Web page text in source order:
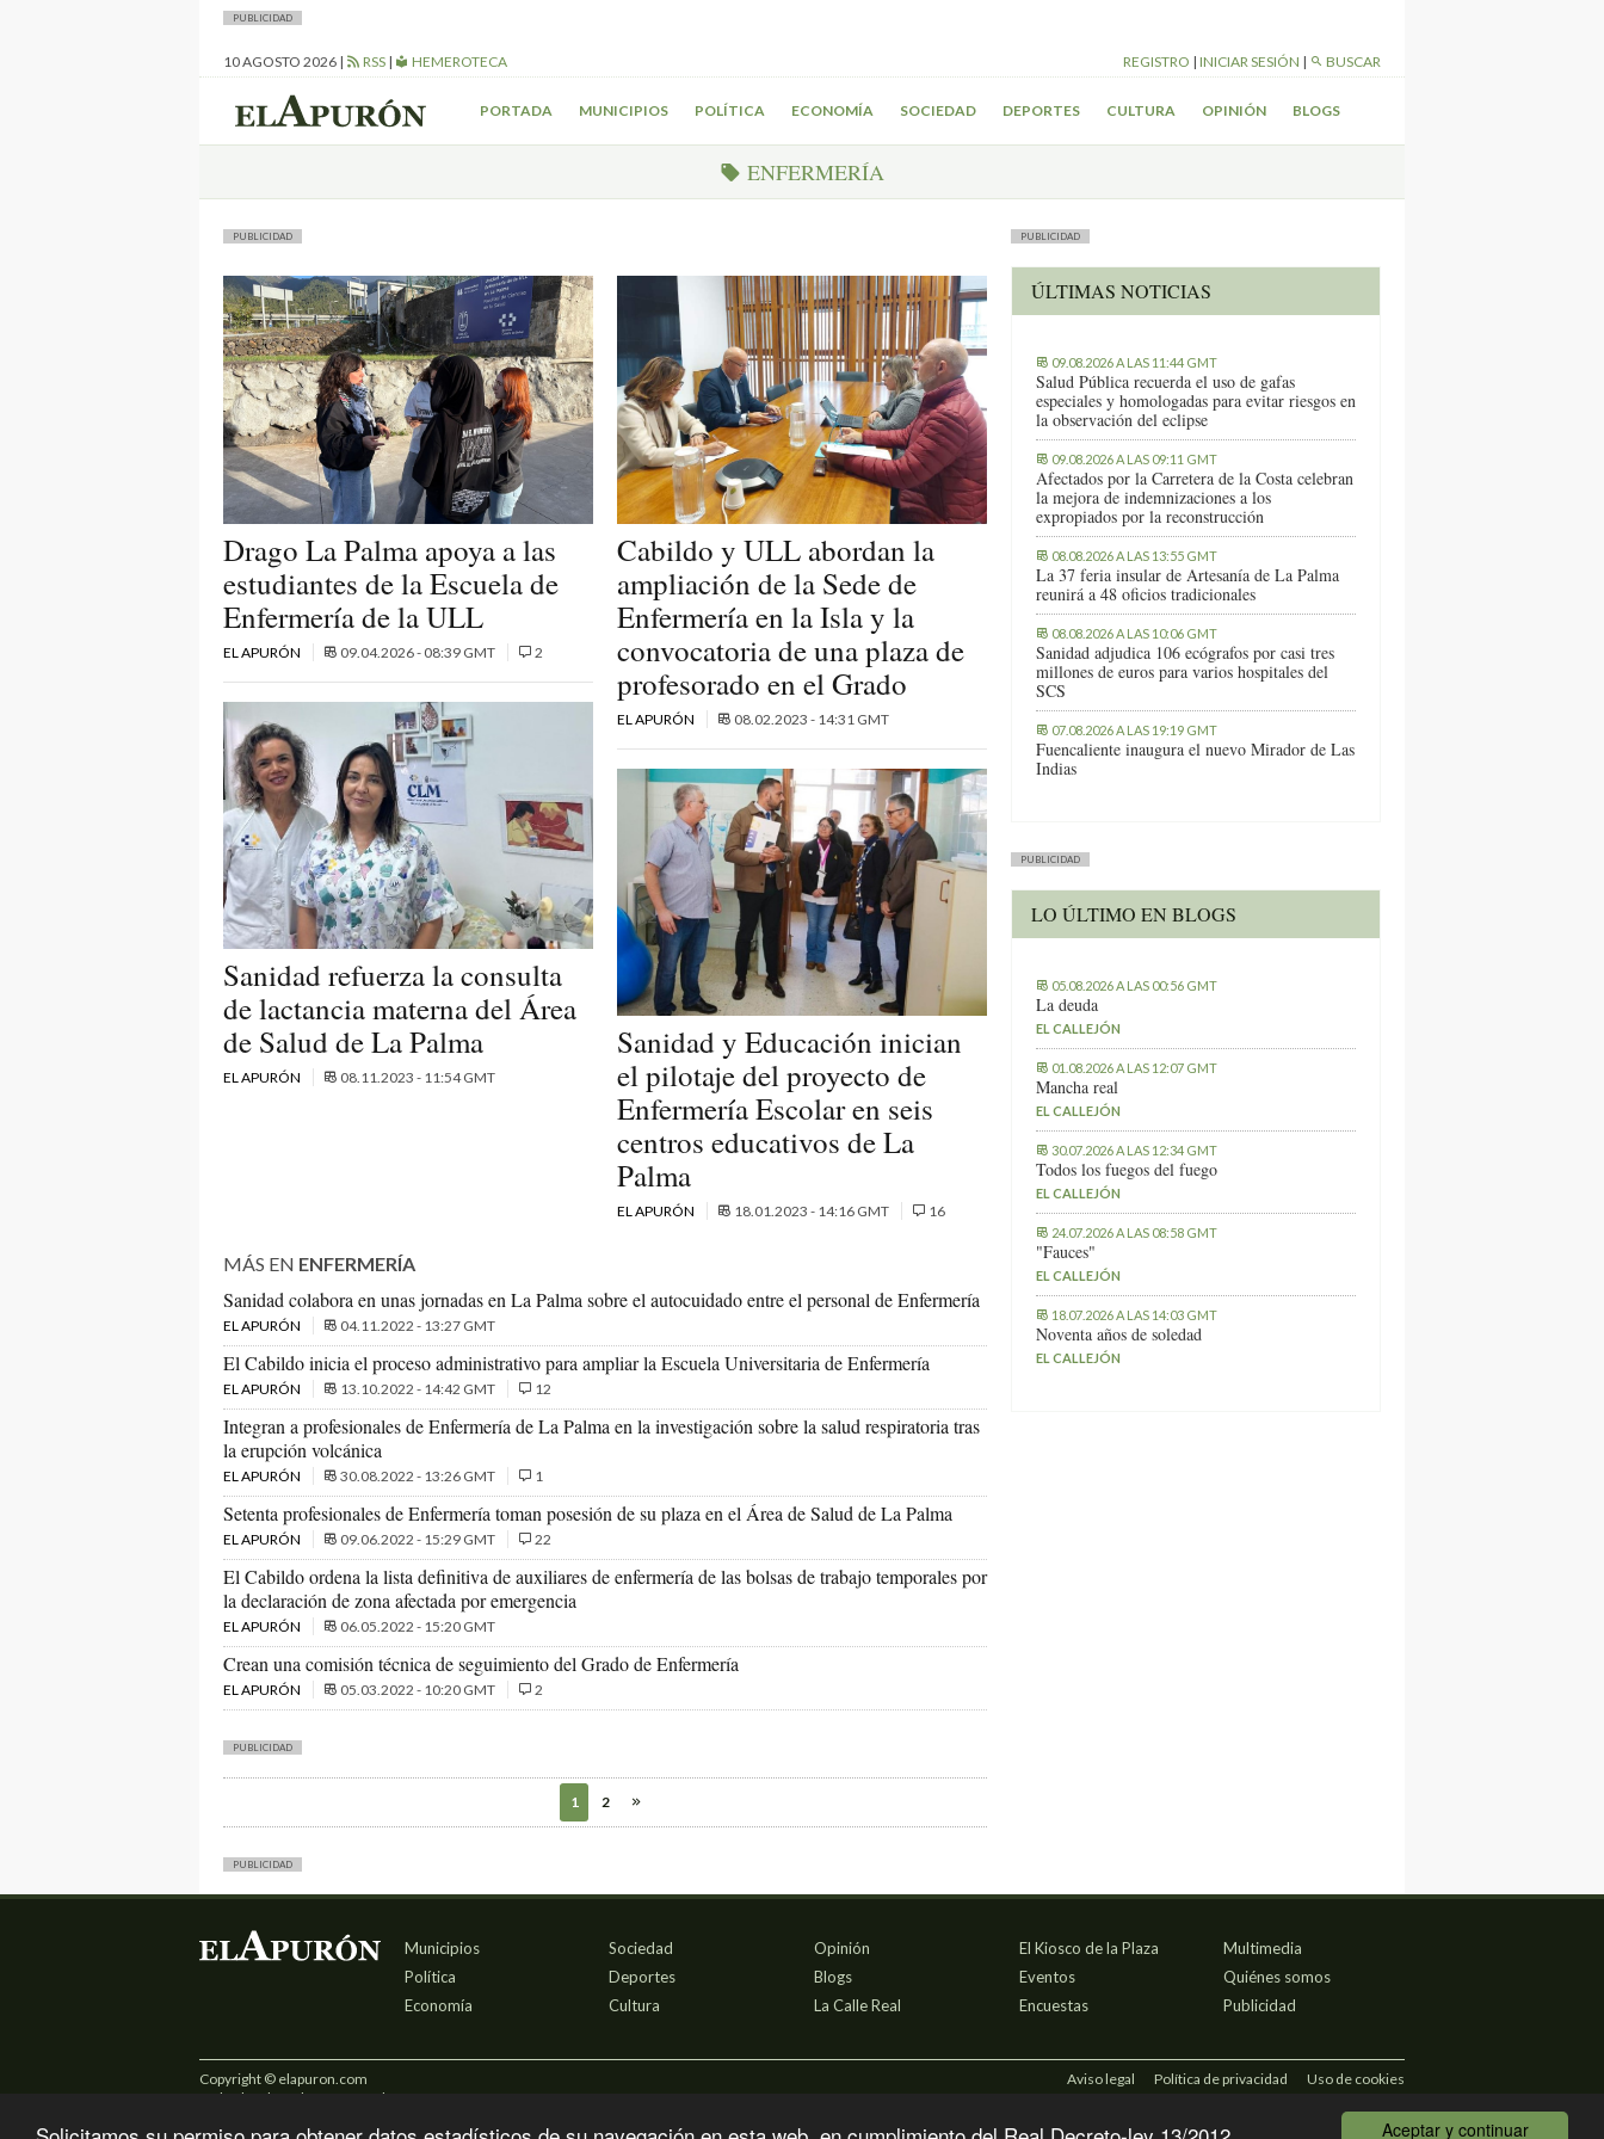
Aceptar y continuar
PUBLICIDAD
10 AGOSTO 2026 | RSS | HEMEROTECA REGISTRO | INICIAR SESIÓN | BUSCAR
PORTADA MUNICIPIOS POLÍTICA ECONOMÍA SOCIEDAD DEPORTES CULTURA OPINIÓN BLOGS
ENFERMERÍA
PUBLICIDAD
Drago La Palma apoya a las
estudiantes de la Escuela de
Enfermería de la ULL
EL APURÓN 09.04.2026 - 08:39 GMT 2
Sanidad refuerza la consulta
de lactancia materna del Área
de Salud de La Palma
EL APURÓN 08.11.2023 - 11:54 GMT
Cabildo y ULL abordan la
ampliación de la Sede de
Enfermería en la Isla y la
convocatoria de una plaza de
profesorado en el Grado
EL APURÓN 08.02.2023 - 14:31 GMT
Sanidad y Educación inician
el pilotaje del proyecto de
Enfermería Escolar en seis
centros educativos de La
Palma
EL APURÓN 18.01.2023 - 14:16 GMT 16
MÁS EN ENFERMERÍA
Sanidad colabora en unas jornadas en La Palma sobre el autocuidado entre el personal de Enfermería
EL APURÓN 04.11.2022 - 13:27 GMT
El Cabildo inicia el proceso administrativo para ampliar la Escuela Universitaria de Enfermería
EL APURÓN 13.10.2022 - 14:42 GMT 12
Integran a profesionales de Enfermería de La Palma en la investigación sobre la salud respiratoria tras
la erupción volcánica
EL APURÓN 30.08.2022 - 13:26 GMT 1
Setenta profesionales de Enfermería toman posesión de su plaza en el Área de Salud de La Palma
EL APURÓN 09.06.2022 - 15:29 GMT 22
El Cabildo ordena la lista definitiva de auxiliares de enfermería de las bolsas de trabajo temporales por
la declaración de zona afectada por emergencia
EL APURÓN 06.05.2022 - 15:20 GMT
Crean una comisión técnica de seguimiento del Grado de Enfermería
EL APURÓN 05.03.2022 - 10:20 GMT 2
PUBLICIDAD
1 2
PUBLICIDAD
ÚLTIMAS NOTICIAS
09.08.2026 A LAS 11:44 GMT
Salud Pública recuerda el uso de gafas
especiales y homologadas para evitar riesgos en
la observación del eclipse
09.08.2026 A LAS 09:11 GMT
Afectados por la Carretera de la Costa celebran
la mejora de indemnizaciones a los
expropiados por la reconstrucción
08.08.2026 A LAS 13:55 GMT
La 37 feria insular de Artesanía de La Palma
reunirá a 48 oficios tradicionales
08.08.2026 A LAS 10:06 GMT
Sanidad adjudica 106 ecógrafos por casi tres
millones de euros para varios hospitales del
SCS
07.08.2026 A LAS 19:19 GMT
Fuencaliente inaugura el nuevo Mirador de Las
Indias
PUBLICIDAD
LO ÚLTIMO EN BLOGS
05.08.2026 A LAS 00:56 GMT
La deuda
EL CALLEJÓN
01.08.2026 A LAS 12:07 GMT
Mancha real
EL CALLEJÓN
30.07.2026 A LAS 12:34 GMT
Todos los fuegos del fuego
EL CALLEJÓN
24.07.2026 A LAS 08:58 GMT
"Fauces"
EL CALLEJÓN
18.07.2026 A LAS 14:03 GMT
Noventa años de soledad
EL CALLEJÓN
PUBLICIDAD
Municipios
Política
Economía
Sociedad
Deportes
Cultura
Opinión
Blogs
La Calle Real
El Kiosco de la Plaza
Eventos
Encuestas
Multimedia
Quiénes somos
Publicidad
Copyright © elapuron.com
Todos los derechos reservados
Aviso legal Política de privacidad Uso de cookies